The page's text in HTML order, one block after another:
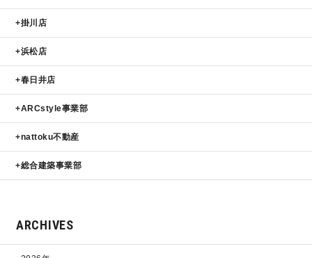
掛川店
浜松店
春日井店
ARCstyle事業部
nattoku不動産
総合建築事業部
ARCHIVES